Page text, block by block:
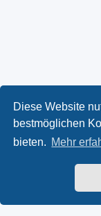
Diese Website
bestmöglichen
bieten. Mehr